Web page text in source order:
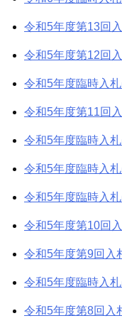
令和5年度第13回
令和5年度第12回
令和5年度臨時入
令和5年度第11回
令和5年度臨時入
令和5年度臨時入
令和5年度臨時入
令和5年度第10回
令和5年度第9回入
令和5年度臨時入
令和5年度第8回入